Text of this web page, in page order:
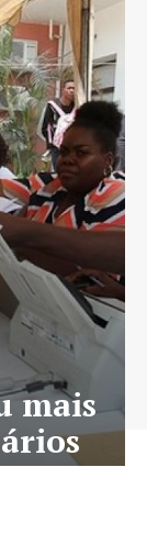
mais